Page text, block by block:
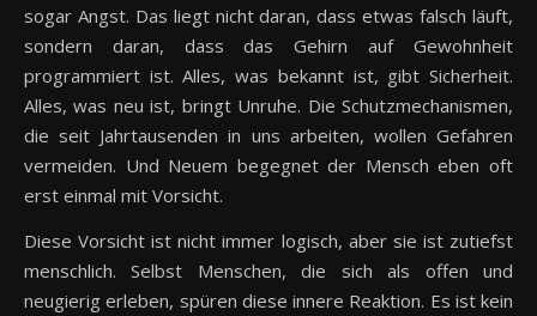
sogar Angst. Das liegt nicht daran, dass etwas falsch läuft,
sondern daran, dass das Gehirn auf Gewohnheit
programmiert ist. Alles, was bekannt ist, gibt Sicherheit.
Alles, was neu ist, bringt Unruhe. Die Schutzmechanismen,
die seit Jahrtausenden in uns arbeiten, wollen Gefahren
vermeiden. Und Neuem begegnet der Mensch eben oft
erst einmal mit Vorsicht.
Diese Vorsicht ist nicht immer logisch, aber sie ist zutiefst
menschlich. Selbst Menschen, die sich als offen und
neugierig erleben, spüren diese innere Reaktion. Es ist kein